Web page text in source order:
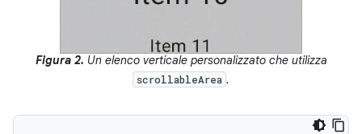
Figura 2. Un elenco verticale personalizzato che utilizza
scrollableArea .